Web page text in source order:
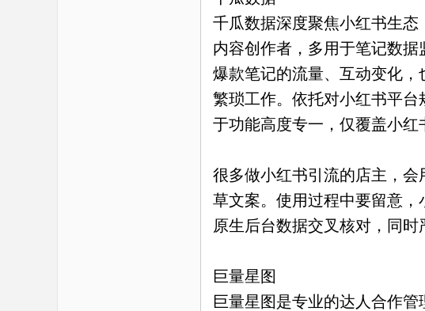
千瓜数据深度聚焦小红书生
内容创作者，多用于笔记数
爆款笔记的流量、互动变化
繁琐工作。依托对小红书平
于功能高度专一，仅覆盖小红
很多做小红书引流的店主，
草文案。使用过程中要留意
原生后台数据交叉核对，同时
巨量星图
巨量星图是专业的达人合作